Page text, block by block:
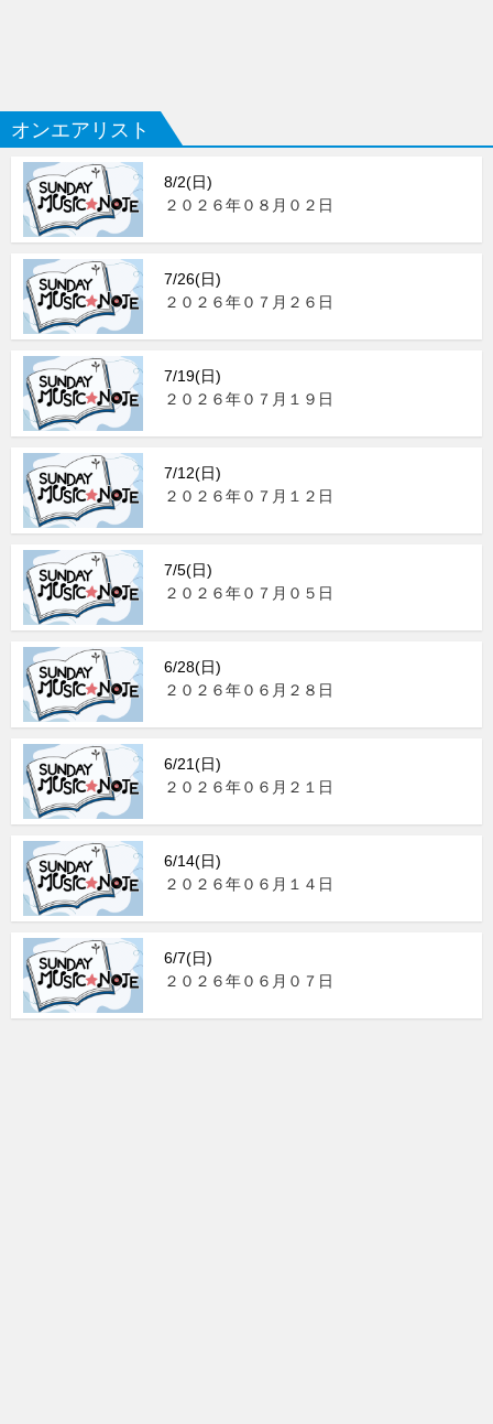
オンエアリスト
8/2(日)
２０２６年０８月０２日
7/26(日)
２０２６年０７月２６日
7/19(日)
２０２６年０７月１９日
7/12(日)
２０２６年０７月１２日
7/5(日)
２０２６年０７月０５日
6/28(日)
２０２６年０６月２８日
6/21(日)
２０２６年０６月２１日
6/14(日)
２０２６年０６月１４日
6/7(日)
２０２６年０６月０７日